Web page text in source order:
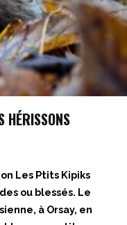
HÉRISSONS
Les Ptits Kipiks
ou blessés. Le
à Orsay, en